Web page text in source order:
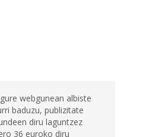
webgunean albiste
baduzu, publizitate
diru laguntzez
36 euroko diru